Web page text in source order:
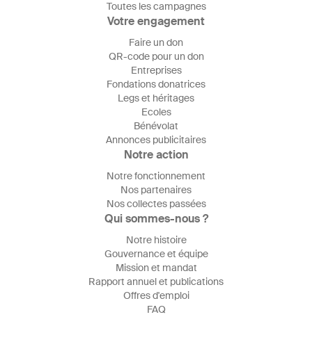
Toutes les campagnes
Votre engagement
Faire un don
QR-code pour un don
Entreprises
Fondations donatrices
Legs et héritages
Ecoles
Bénévolat
Annonces publicitaires
Notre action
Notre fonctionnement
Nos partenaires
Nos collectes passées
Qui sommes-nous ?
Notre histoire
Gouvernance et équipe
Mission et mandat
Rapport annuel et publications
Offres d'emploi
FAQ